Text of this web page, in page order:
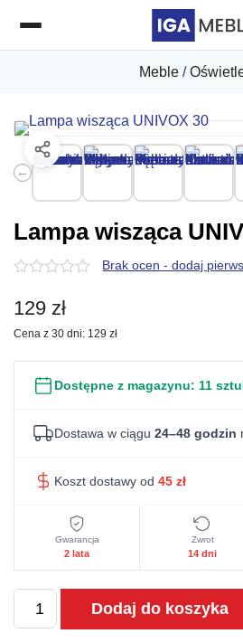
Meble /
←
Lampa wisząca
z
5
Brak ocen - dodaj
129 zł
Cena z 30 dni: 129 zł
Dostępne z magazynu: 11
Dostawa w ciągu 24–48 godzin
Koszt dostawy od 45 zł
Gwarancja
2 lata
Zwrot
14 dni
ilość
Lampa
Dodaj do koszyka